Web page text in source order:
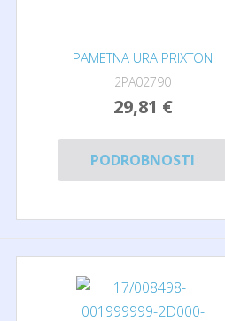
PAMETNA URA PRIXTON
2PA02790
29,81 €
PODROBNOSTI